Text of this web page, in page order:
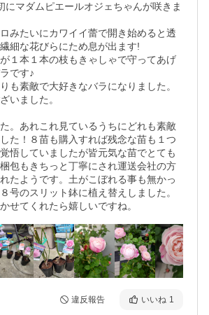
にマダムピエールオジェちゃんが咲きま
みたいにカワイイ蕾で開き始めると透
細な花びらにため息が出ます!
１本１本の枝もきゃしゃで守ってあげ
です♪
も素敵で大好きなバラになりました。
いました。
。あれこれ見ているうちにどれも素敵
た！８苗も購入すれば残念な苗も１つ
悟していましたが皆元気な苗でとても
包もきちっと丁寧にされ運送会社の方
たようです。土がこぼれる事も無かっ
号のスリット鉢に植え替えしました。
せてくれたら嬉しいですね。
違反報告 いいね 1